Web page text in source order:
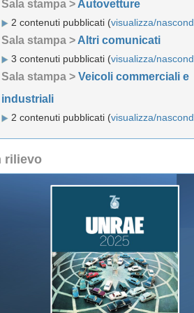
Sala stampa > Autovetture
2 contenuti pubblicati (visualizza/
Sala stampa > Altri comunicati
3 contenuti pubblicati (visualizza/
Sala stampa > Veicoli commerciali e
industriali
2 contenuti pubblicati (visualizza/
rilievo